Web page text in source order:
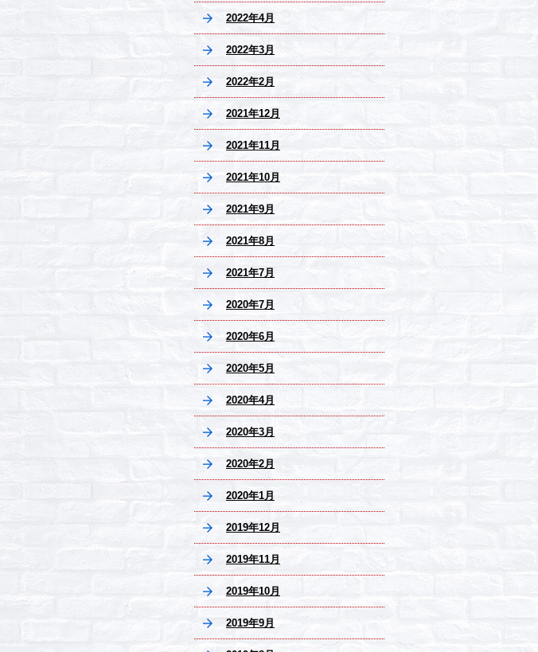
2022年4月
2022年3月
2022年2月
2021年12月
2021年11月
2021年10月
2021年9月
2021年8月
2021年7月
2020年7月
2020年6月
2020年5月
2020年4月
2020年3月
2020年2月
2020年1月
2019年12月
2019年11月
2019年10月
2019年9月